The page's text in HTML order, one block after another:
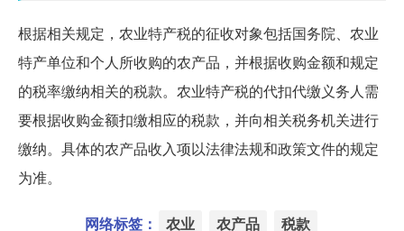
根据相关规定，农业特产税的征收对象包括国务院、农业
特产单位和个人所收购的农产品，并根据收购金额和规定
的税率缴纳相关的税款。农业特产税的代扣代缴义务人需
要根据收购金额扣缴相应的税款，并向相关税务机关进行
缴纳。具体的农产品收入项以法律法规和政策文件的规定
为准。
网络标签： 农业 农产品 税款